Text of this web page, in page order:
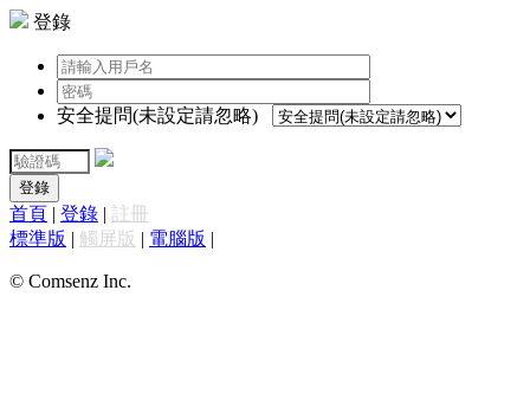
登錄
安全提問(未設定請忽略)
登錄
首頁 | 登錄 | 註冊
標準版 | 觸屏版 | 電腦版 |
© Comsenz Inc.